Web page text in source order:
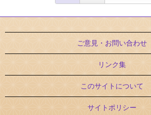
ご意見・お問い合わせ
リンク集
このサイトについて
サイトポリシー